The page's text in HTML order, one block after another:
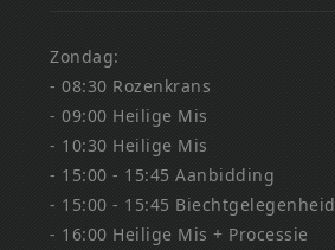
Zondag:
- 08:30 Rozenkrans
- 09:00 Heilige Mis
- 10:30 Heilige Mis
- 15:00 - 15:45 Aanbidding
- 15:00 - 15:45 Biechtgelegenheid
- 16:00 Heilige Mis + Processie